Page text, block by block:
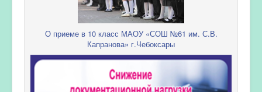
О приеме в 10 класс МАОУ «СОШ №61 им. С.В.
Капранова» г.Чебоксары